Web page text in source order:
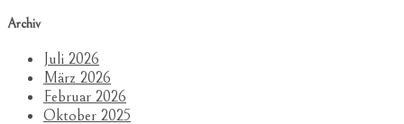
Archiv
Juli 2026
März 2026
Februar 2026
Oktober 2025